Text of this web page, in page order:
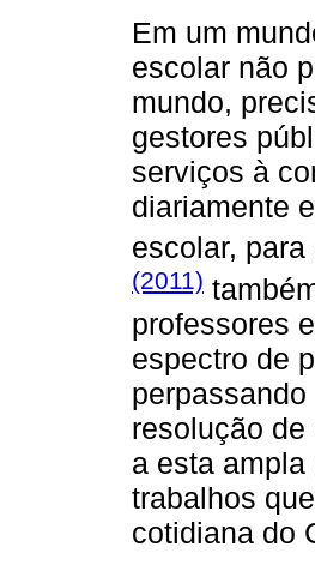
Em um
escolar não
mundo,
gestores
serviços à
diariamente
escolar,
(2011)
professores
espectro de
resolução
a esta
trabalhos
cotidiana do